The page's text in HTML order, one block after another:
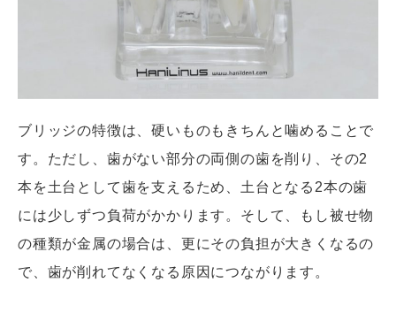
ブリッジの特徴は、硬いものもきちんと噛めることで
す。ただし、歯がない部分の両側の歯を削り、その2
本を土台として歯を支えるため、土台となる2本の歯
には少しずつ負荷がかかります。そして、もし被せ物
の種類が金属の場合は、更にその負担が大きくなるの
で、歯が削れてなくなる原因につながります。